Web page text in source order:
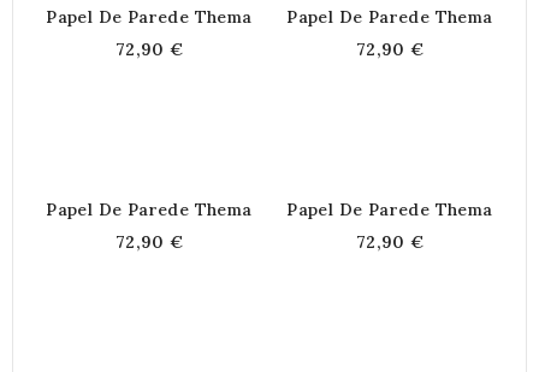
Papel De Parede Thema
72,90 €
Papel De Parede Thema
72,90 €
Papel De Parede Thema
72,90 €
Papel De Parede Thema
72,90 €